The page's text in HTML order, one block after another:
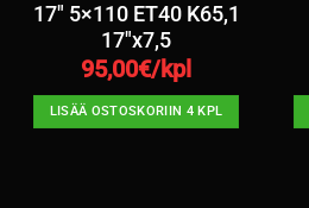
17″ 5×110 ET40 K65,1
17″x7,5
95,00€/kpl
LISÄÄ OSTOSKORIIN 4 KPL